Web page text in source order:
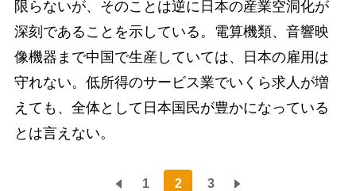
限らないが、そのことは逆に日本の産業空洞化が
深刻であることを示している。電算機類、音響映
像機器まで中国で生産していては、日本の雇用は
守れない。低所得のサービス業でいくら求人が増
えても、全体として日本国民が豊かになっている
とは言えない。
1 2 3